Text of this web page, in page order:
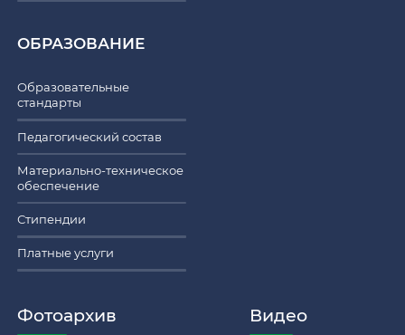
ОБРАЗОВАНИЕ
Образовательные
стандарты
Педагогический состав
Материально-техническое
обеспечение
Стипендии
Платные услуги
Фотоархив Видео